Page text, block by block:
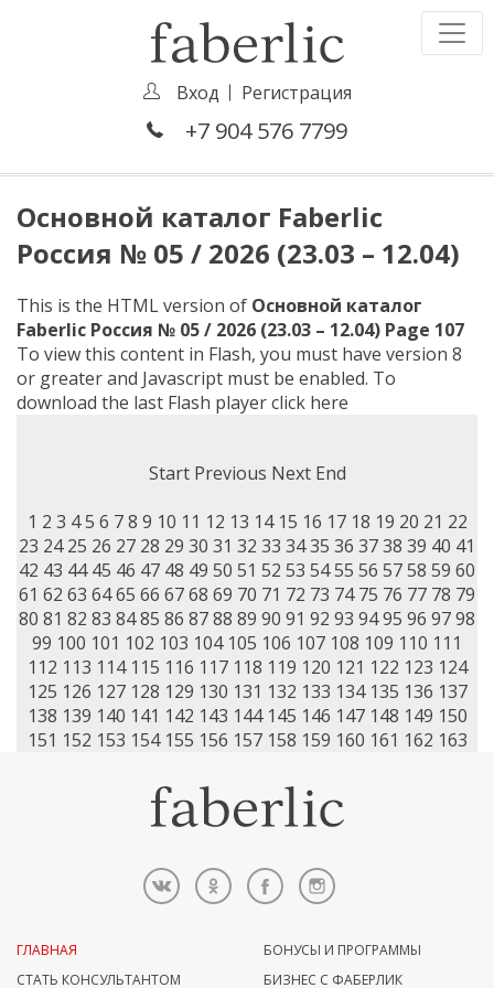
Вход Регистрация
+7 904 576 7799
Основной каталог Faberlic
Россия № 05 / 2026 (23.03 – 12.04)
This is the HTML version of Основной каталог
Faberlic Россия № 05 / 2026 (23.03 – 12.04) Page 107
To view this content in Flash, you must have version 8
or greater and Javascript must be enabled. To
download the last Flash playerclick here
Start Previous Next End
1 2 3 4 5 6 7 8 9 10 11 12 13 14 15 16 17 18 19 20 21 22
23 24 25 26 27 28 29 30 31 32 33 3435 36 3738 39 40 41
42 43 44 45 46 47 48 49 50 51 52 53 5455 56 5758 59 60
61 62 63 6465 66 6768 69 70 71 72 73 74 75 76 77 78 79
80 81 82 83 8485 86 8788 89 90 91 92 93 9495 96 9798
99 100 101 102 103 104 105 106 107 108 109 110 111
112 113 114 115 116 117 118 119 120 121 122 123 124
125 126 127 128 129 130 131 132 133 134 135 136 137
138 139 140 141 142 143 144 145 146 147 148 149 150
151 152 153 154 155 156 157 158 159 160 161 162 163
ГЛАВНАЯ
СТАТЬ КОНСУЛЬТАНТОМ
БОНУСЫ И ПРОГРАММЫ
БИЗНЕС С ФАБЕРЛИК